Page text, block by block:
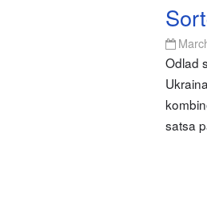
Odlad
satsa